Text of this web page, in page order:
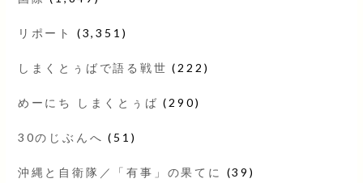
リポート (3,351)
しまくとぅばで語る戦世 (222)
めーにち しまくとぅば (290)
30のじぶんへ (51)
沖縄と自衛隊／「有事」の果てに (39)